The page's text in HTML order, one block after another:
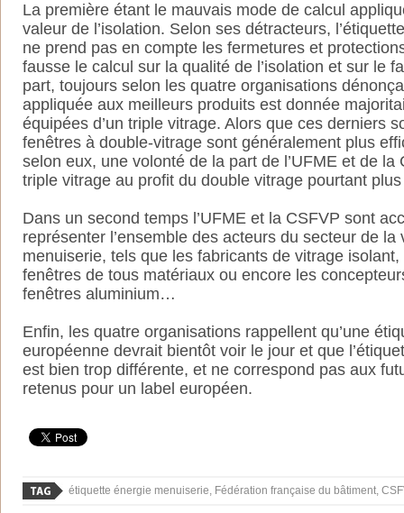
La première étant le mauvais mode de calcul
valeur de l’isolation. Selon ses détracteurs,
ne prend pas en compte les fermetures et
fausse le calcul sur la qualité de l’isolation et sur le
part, toujours selon les quatre organisations
appliquée aux meilleurs produits est donnée
équipées d’un triple vitrage. Alors que ces derniers
fenêtres à double-vitrage sont généralement plus
selon eux, une volonté de la part de l’UFME et de la
triple vitrage au profit du double vitrage pourtant
Dans un second temps l’UFME et la CSFVP sont
représenter l’ensemble des acteurs du secteur de la
menuiserie, tels que les fabricants de vitrage
fenêtres de tous matériaux ou encore les
fenêtres aluminium…
Enfin, les quatre organisations rappellent qu’une
européenne devrait bientôt voir le jour et que
est bien trop différente, et ne correspond pas aux
retenus pour un label européen.
étiquette énergie menuiserie, Fédération française du bâtiment,